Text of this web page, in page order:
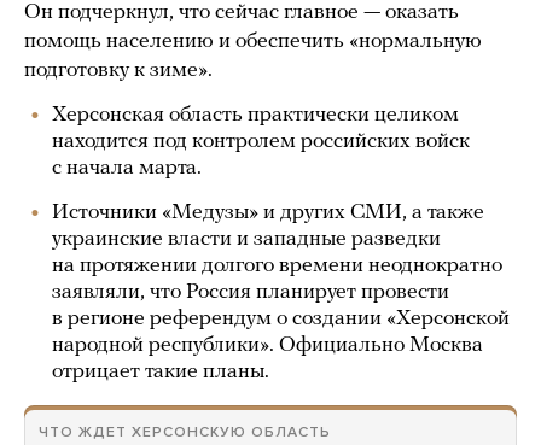
Он подчеркнул, что сейчас главное — оказать
помощь населению и обеспечить «нормальную
подготовку к зиме».
Херсонская область практически целиком
находится под контролем российских войск
с начала марта.
Источники «Медузы» и других СМИ, а также
украинские власти и западные разведки
на протяжении долгого времени неоднократно
заявляли, что Россия планирует провести
в регионе референдум о создании «Херсонской
народной республики». Официально Москва
отрицает такие планы.
ЧТО ЖДЕТ ХЕРСОНСКУЮ ОБЛАСТЬ